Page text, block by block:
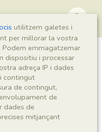
utilitzem galetes i
per millorar la vostra
emmagatzemar
dispositiu i processar
adreça IP i dades
contingut
de contingut,
de
dades de
mitjançant